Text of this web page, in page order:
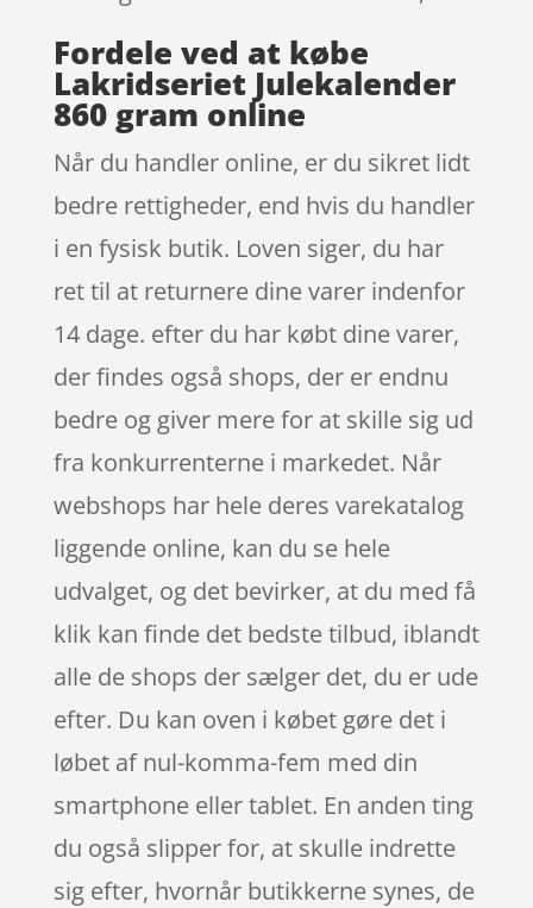
Fordele ved at købe
Lakridseriet Julekalender
860 gram online
Når du handler online, er du sikret lidt
bedre rettigheder, end hvis du handler
i en fysisk butik. Loven siger, du har
ret til at returnere dine varer indenfor
14 dage. efter du har købt dine varer,
der findes også shops, der er endnu
bedre og giver mere for at skille sig ud
fra konkurrenterne i markedet. Når
webshops har hele deres varekatalog
liggende online, kan du se hele
udvalget, og det bevirker, at du med få
klik kan finde det bedste tilbud, iblandt
alle de shops der sælger det, du er ude
efter. Du kan oven i købet gøre det i
løbet af nul-komma-fem med din
smartphone eller tablet. En anden ting
du også slipper for, at skulle indrette
sig efter, hvornår butikkerne synes, de